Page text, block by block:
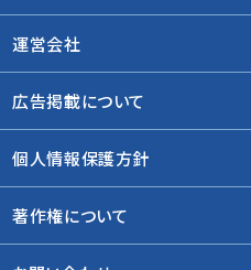
運営会社
広告掲載について
個人情報保護方針
著作権について